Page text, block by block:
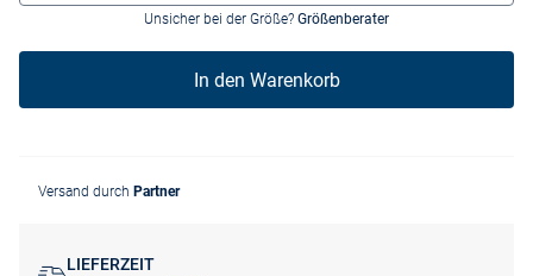
Unsicher bei der Größe? Größenberater
In den Warenkorb
Versand durch Partner
LIEFERZEIT